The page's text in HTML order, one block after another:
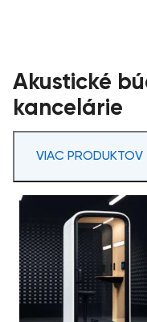
Akustické
kancelárie
VIAC PRODUKTOV